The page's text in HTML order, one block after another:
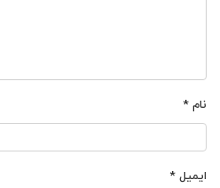
نام *
ایمیل *